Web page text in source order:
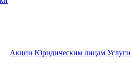
Акции Юридическим лицам Услуги